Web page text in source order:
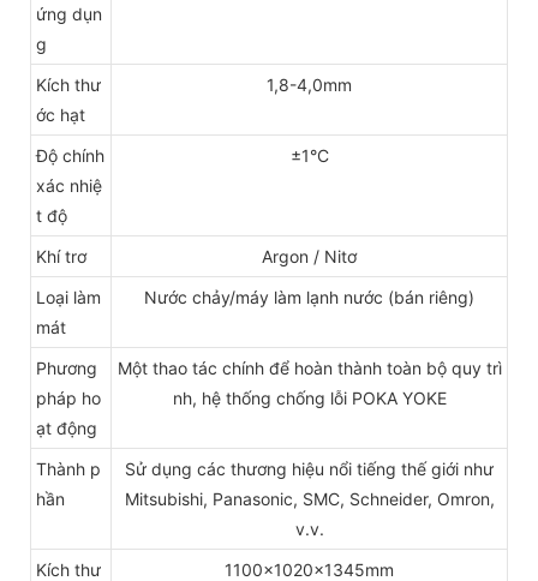
ứng dụn
g
Kích thư
ớc hạt
1,8-4,0mm
Độ chính
xác nhiệ
t độ
±1°C
Khí trơ
Argon / Nitơ
Loại làm
mát
Nước chảy/máy làm lạnh nước (bán riêng)
Phương
pháp ho
ạt động
Một thao tác chính để hoàn thành toàn bộ quy trì
nh, hệ thống chống lỗi POKA YOKE
Thành p
hần
Sử dụng các thương hiệu nổi tiếng thế giới như
Mitsubishi, Panasonic, SMC, Schneider, Omron,
v.v.
Kích thư
1100x1020x1345mm